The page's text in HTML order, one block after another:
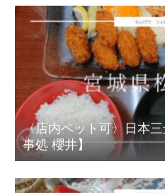
〈店内ペット可〉日本
事処 櫻井】